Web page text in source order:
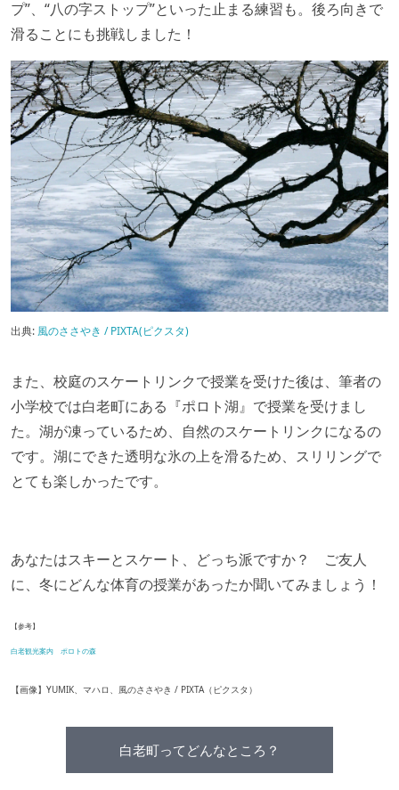
プ”、“八の字ストップ”といった止まる練習も。後ろ向きで
滑ることにも挑戦しました！
出典: 風のささやき / PIXTA(ピクスタ)
また、校庭のスケートリンクで授業を受けた後は、筆者の
小学校では白老町にある『ポロト湖』で授業を受けまし
た。湖が凍っているため、自然のスケートリンクになるの
です。湖にできた透明な氷の上を滑るため、スリリングで
とても楽しかったです。
あなたはスキーとスケート、どっち派ですか？ ご友人
に、冬にどんな体育の授業があったか聞いてみましょう！
【参考】
白老観光案内 ポロトの森
【画像】YUMIK、マハロ、風のささやき / PIXTA（ピクスタ）
白老町ってどんなところ？